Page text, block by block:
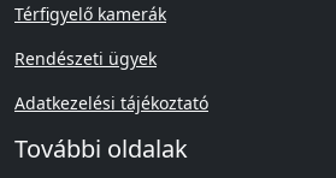
Térfigyelő kamerák
Rendészeti ügyek
Adatkezelési tájékoztató
További oldalak